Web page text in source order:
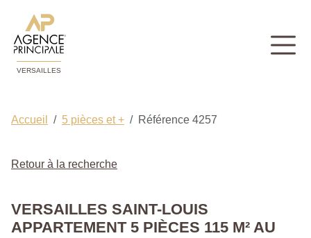
VERSAILLES
Accueil 5 pièces et + Référence 4257
Retour à la recherche
VERSAILLES SAINT-LOUIS
APPARTEMENT 5 PIÈCES 115 M² AU